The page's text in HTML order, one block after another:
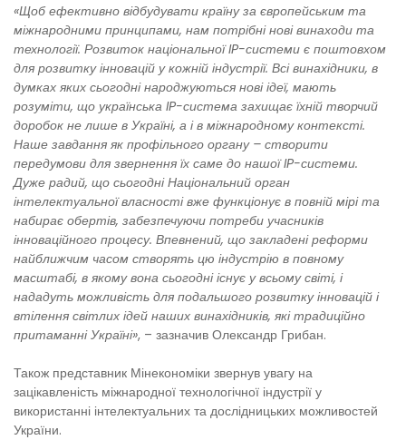
«Щоб ефективно відбудувати країну за європейським та
міжнародними принципами, нам потрібні нові винаходи та
технології. Розвиток національної IP-системи є поштовхом
для розвитку інновацій у кожній індустрії. Всі винахідники, в
думках яких сьогодні народжуються нові ідеї, мають
розуміти, що українська IP-система захищає їхній творчий
доробок не лише в Україні, а і в міжнародному контексті.
Наше завдання як профільного органу – створити
передумови для звернення їх саме до нашої IP-системи.
Дуже радий, що сьогодні Національний орган
інтелектуальної власності вже функціонує в повній мірі та
набирає обертів, забезпечуючи потреби учасників
інноваційного процесу. Впевнений, що закладені реформи
найближчим часом створять цю індустрію в повному
масштабі, в якому вона сьогодні існує у всьому світі, і
нададуть можливість для подальшого розвитку інновацій і
втілення світлих ідей наших винахідників, які традиційно
притаманні Україні», – зазначив Олександр Грибан.
Також представник Мінекономіки звернув увагу на
зацікавленість міжнародної технологічної індустрії у
використанні інтелектуальних та дослідницьких можливостей
України.